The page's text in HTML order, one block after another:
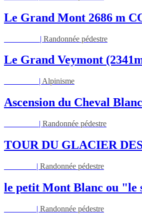
Le Grand Mont 2686 m
| Randonnée pédestre
Le Grand Veymont
| Alpinisme
Ascension du Cheval
| Randonnée pédestre
TOUR DU GLACIER
| Randonnée pédestre
le petit Mont Blanc ou "le
| Randonnée pédestre